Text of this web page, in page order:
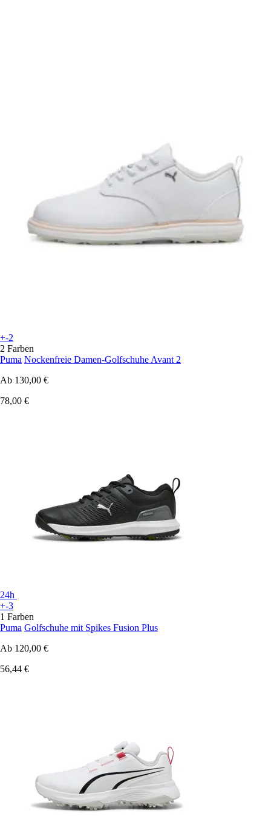
+-2
2 Farben
Puma Nockenfreie Damen-Golfschuhe Avant 2
Ab 130,00 €
78,00 €
24h
+-3
1 Farben
Puma Golfschuhe mit Spikes Fusion Plus
Ab 120,00 €
56,44 €